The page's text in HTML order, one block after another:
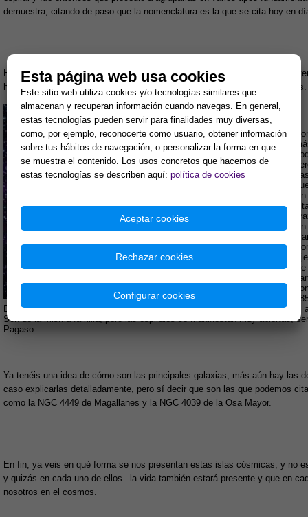
demuestra, citando de paso que la nomenclatura es la que se cita hoy en
Hemos visto, pues, en síntesis esta clasificación, pero creemos que es
hacer las consideraciones, pueda el lector situarse en lo que manifestamos.
Es del mismo tipo de barradas, pero el anillo nebular está roto y los
Son de la misma familia, pero las espirales se manifiestan muy abiertas,
Pagaso.
Ya tenéis una idea de cómo son las principales galaxias, más aún hay las
caso explicarlas detalladamente, pero sí decir que son las que podemos
como la NGC 4449 de Magallanes y la NGC 4039 de la Osa Mayor.
En fin, ya veis en qué forma se nos presentan estas islas cósmicas, y no
y quizás en cada uno de ellos– la vida también estará presente y que en
nosotros en el cosmos.
Esta página web usa cookies
Este sitio web utiliza cookies y/o tecnologías similares que
almacenan y recuperan información cuando navegas. En general,
estas tecnologías pueden servir para finalidades muy diversas,
como, por ejemplo, reconocerte como usuario, obtener información
sobre tus hábitos de navegación, o personalizar la forma en que
se muestra el contenido. Los usos concretos que hacemos de
estas tecnologías se describen aquí: política de cookies
Aceptar cookies
Rechazar cookies
Configurar cookies